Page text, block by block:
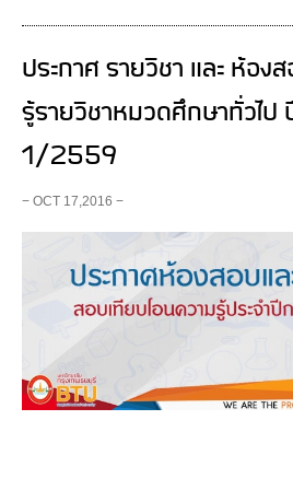
ประกาศ รายวิชา และ ห้อง
รู้รายวิชาหมวดศึกษาทั่วไป
1/2559
− OCT 17,2016 −